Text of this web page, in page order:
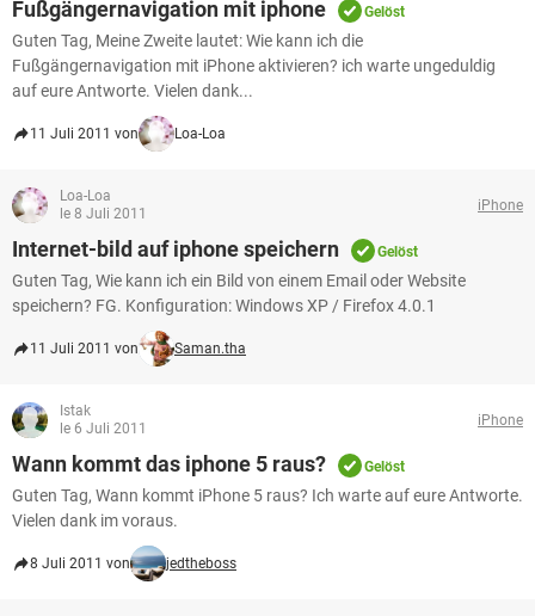
Fußgängernavigation mit iphone Gelöst
Guten Tag, Meine Zweite lautet: Wie kann ich die
Fußgängernavigation mit iPhone aktivieren? ich warte ungeduldig
auf eure Antworte. Vielen dank...
11 Juli 2011 von Loa-Loa
Loa-Loa
le 8 Juli 2011
iPhone
Internet-bild auf iphone speichern Gelöst
Guten Tag, Wie kann ich ein Bild von einem Email oder Website
speichern? FG. Konfiguration: Windows XP / Firefox 4.0.1
11 Juli 2011 von Saman.tha
Istak
le 6 Juli 2011
iPhone
Wann kommt das iphone 5 raus? Gelöst
Guten Tag, Wann kommt iPhone 5 raus? Ich warte auf eure Antworte.
Vielen dank im voraus.
8 Juli 2011 von jedtheboss